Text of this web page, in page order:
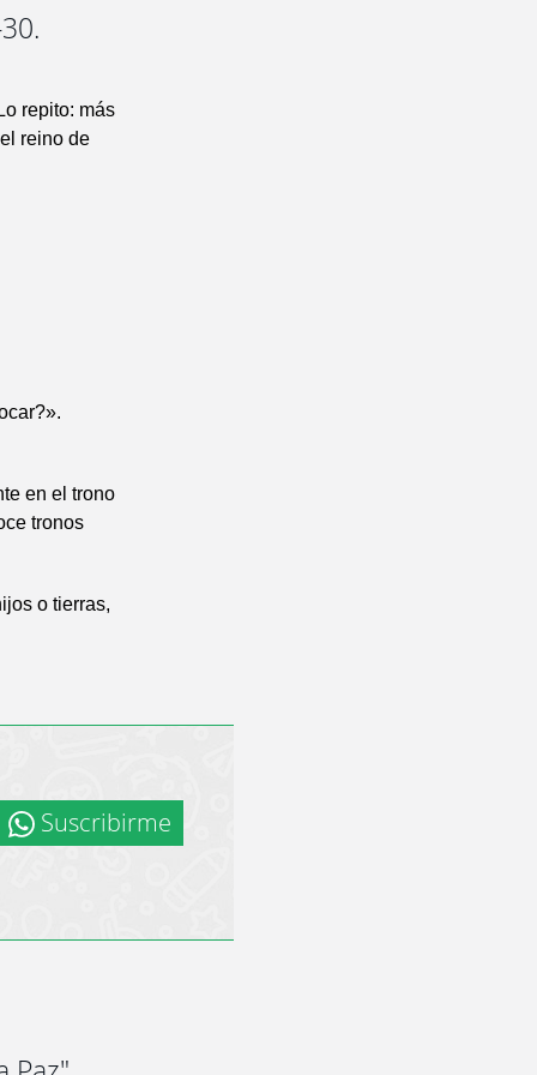
repito: más
reino de
en el trono
tronos
o tierras,
Suscribirme